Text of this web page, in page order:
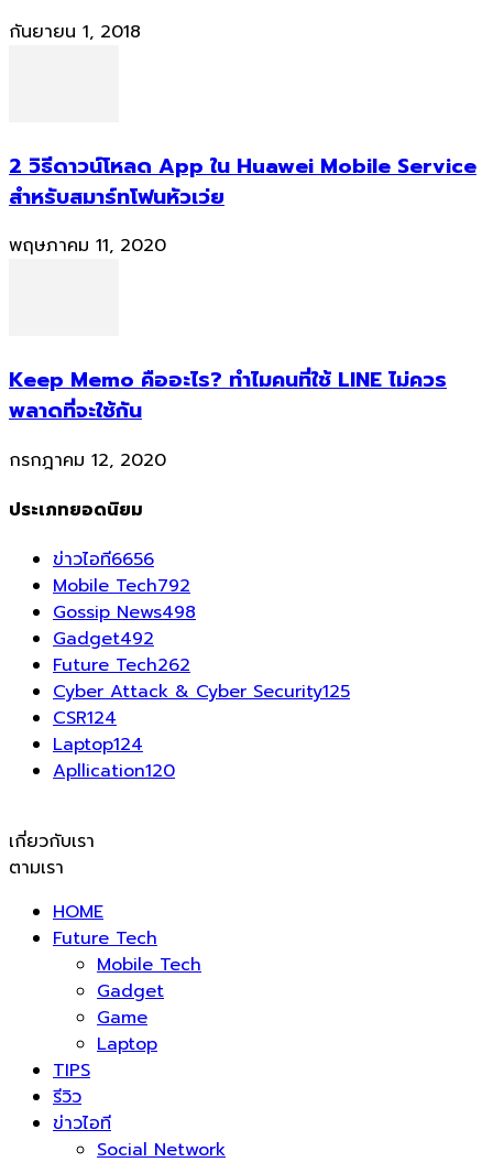
กันยายน 1, 2018
2 วิธีดาวน์โหลด App ใน Huawei Mobile Service
สำหรับสมาร์ทโฟนหัวเว่ย
พฤษภาคม 11, 2020
Keep Memo คืออะไร? ทำไมคนที่ใช้ LINE ไม่ควร
พลาดที่จะใช้กัน
กรกฎาคม 12, 2020
ประเภทยอดนิยม
ข่าวไอที6656
Mobile Tech792
Gossip News498
Gadget492
Future Tech262
Cyber Attack & Cyber Security125
CSR124
Laptop124
Apllication120
เกี่ยวกับเรา
ตามเรา
HOME
Future Tech
Mobile Tech
Gadget
Game
Laptop
TIPS
รีวิว
ข่าวไอที
Social Network